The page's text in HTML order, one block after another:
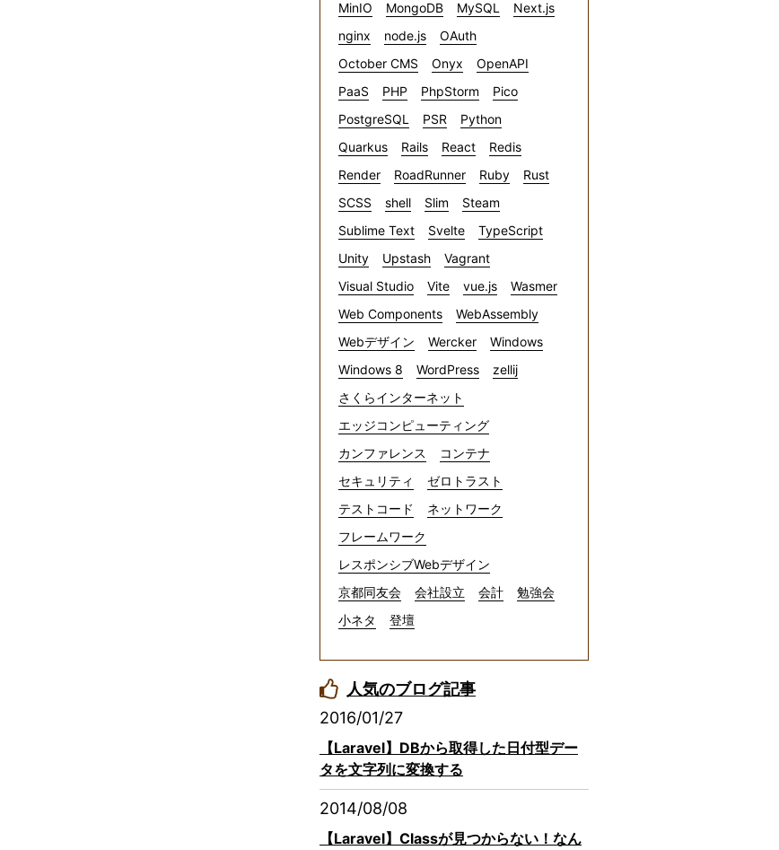
MinIO MongoDB MySQL
Next.js
nginx
node.js
OAuth
October CMS
Onyx
OpenAPI
PaaS
PHP PhpStorm
Pico
PostgreSQL
PSR
Python
Quarkus
Rails React
Redis
Render
RoadRunner Ruby
Rust
SCSS
shell Slim
Steam
Sublime Text
Svelte
TypeScript
Unity
Upstash
Vagrant
Visual Studio
Vite vue.js
Wasmer
Web Components
WebAssembly
Webデザイン
Wercker
Windows
Windows 8
WordPress
zellij
さくらインターネット
エッジコンピューティング
カンファレンス
コンテナ
セキュリティ
ゼロトラスト
テストコード
ネットワーク
フレームワーク
レスポンシブWebデザイン
京都同友会
会社設立 会計
勉強会
小ネタ
登壇
人気のブログ記事
2016/01/27
【Laravel】DBから取得した日付型デー
タを文字列に変換する
2014/08/08
【Laravel】Classが見つからない！なん